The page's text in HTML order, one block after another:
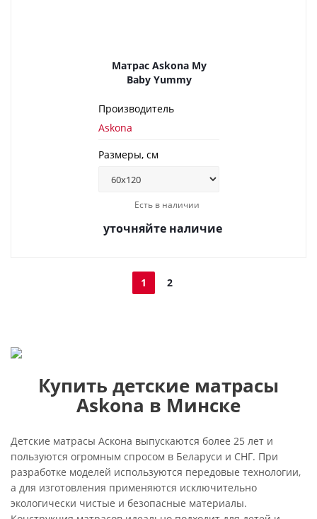
Матрас Askona My
Baby Yummy
Производитель
Askona
Размеры, см
Есть в наличии
уточняйте наличие
1 2
Купить детские матрасы
Askona в Минске
Детские матрасы Аскона выпускаются более 25 лет и
пользуются огромным спросом в Беларуси и СНГ. При
разработке моделей используются передовые технологии,
а для изготовления применяются исключительно
экологически чистые и безопасные материалы.